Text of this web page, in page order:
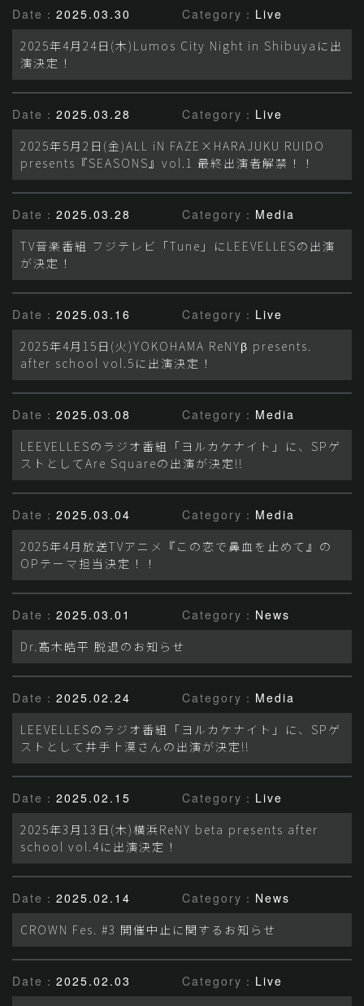
Date： 2025.03.30 Category： Live
2025年4月24日(木)Lumos City Night in Shibuyaに出
演決定！
Date： 2025.03.28 Category： Live
2025年5月2日(金)ALL iN FAZE×HARAJUKU RUIDO
presents『SEASONS』vol.1 最終出演者解禁！！
Date： 2025.03.28 Category： Media
TV音楽番組 フジテレビ「Tune」にLEEVELLESの出演
が決定！
Date： 2025.03.16 Category： Live
2025年4月15日(火)YOKOHAMA ReNYβ presents.
after school vol.5に出演決定！
Date： 2025.03.08 Category： Media
LEEVELLESのラジオ番組「ヨルカケナイト」に、SPゲ
ストとしてAre Squareの出演が決定!!
Date： 2025.03.04 Category： Media
2025年4月放送TVアニメ『この恋で鼻血を止めて』の
OPテーマ担当決定！！
Date： 2025.03.01 Category： News
Dr.髙木皓平 脱退のお知らせ
Date： 2025.02.24 Category： Media
LEEVELLESのラジオ番組「ヨルカケナイト」に、SPゲ
ストとして井手上漠さんの出演が決定!!
Date： 2025.02.15 Category： Live
2025年3月13日(木)横浜ReNY beta presents after
school vol.4に出演決定！
Date： 2025.02.14 Category： News
CROWN Fes. #3 開催中止に関するお知らせ
Date： 2025.02.03 Category： Live